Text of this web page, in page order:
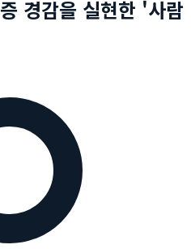
경감을 실현한 '사람